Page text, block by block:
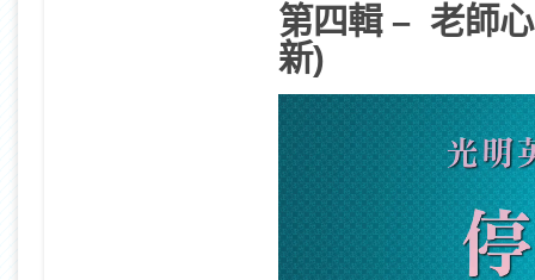
第四輯 – 老師
新)
視
訊